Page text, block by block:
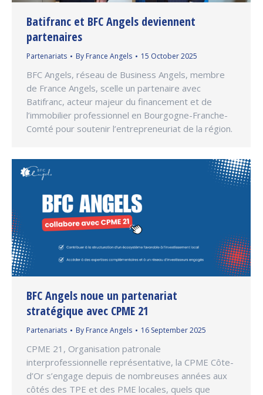
Batifranc et BFC Angels deviennent
partenaires
Partenariats By France Angels 15 October 2025
BFC Angels, réseau de Business Angels, membre
de France Angels, scelle un partenaire avec
Batifranc, acteur majeur du financement et de
l’immobilier professionnel en Bourgogne-Franche-
Comté pour soutenir l’entrepreneuriat de la région.
BFC Angels noue un partenariat
stratégique avec CPME 21
Partenariats By France Angels 16 September 2025
CPME 21, Organisation patronale
interprofessionnelle représentative, la CPME Côte-
d’Or s’engage depuis de nombreuses années aux
côtés des TPE et des PME locales, quels que